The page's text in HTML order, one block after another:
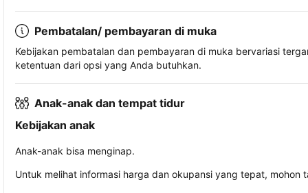
Pembatalan/ pembayaran di muka
Kebijakan pembatalan dan pembayaran di muka bervariasi
ketentuan dari opsi yang Anda butuhkan.
Anak-anak dan tempat tidur
Kebijakan anak
Anak-anak bisa menginap.
Untuk melihat informasi harga dan okupansi yang tepat,